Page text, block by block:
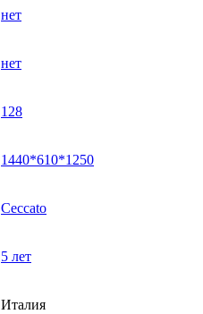
нет
нет
128
1440*610*1250
Ceccato
5 лет
Италия